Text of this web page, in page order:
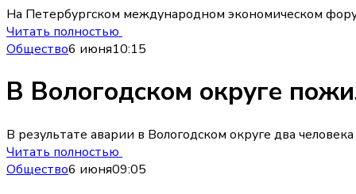
На Петербургском международном экономическом
Читать полностью
Общество6 июня10:15
В Вологодском округе
В результате аварии в Вологодском округе два
Читать полностью
Общество6 июня09:05